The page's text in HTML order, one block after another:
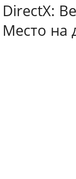
DirectX:
Место на